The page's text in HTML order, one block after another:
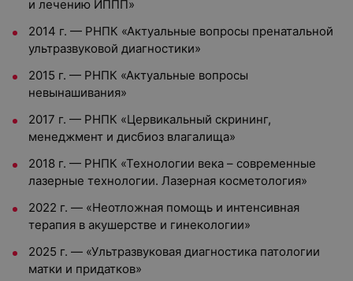
и лечению ИППП»
2014 г. — РНПК «Актуальные вопросы пренатальной
ультразвуковой диагностики»
2015 г. — РНПК «Актуальные вопросы
невынашивания»
2017 г. — РНПК «Цервикальный скрининг,
менеджмент и дисбиоз влагалища»
2018 г. — РНПК «Технологии века – современные
лазерные технологии. Лазерная косметология»
2022 г. — «Неотложная помощь и интенсивная
терапия в акушерстве и гинекологии»
2025 г. — «Ультразвуковая диагностика патологии
матки и придатков»